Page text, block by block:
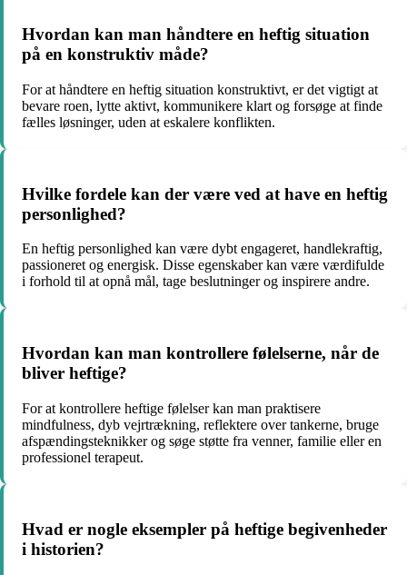
Hvordan kan man håndtere en heftig situation
på en konstruktiv måde?
For at håndtere en heftig situation konstruktivt, er det vigtigt at
bevare roen, lytte aktivt, kommunikere klart og forsøge at finde
fælles løsninger, uden at eskalere konflikten.
Hvilke fordele kan der være ved at have en heftig
personlighed?
En heftig personlighed kan være dybt engageret, handlekraftig,
passioneret og energisk. Disse egenskaber kan være værdifulde
i forhold til at opnå mål, tage beslutninger og inspirere andre.
Hvordan kan man kontrollere følelserne, når de
bliver heftige?
For at kontrollere heftige følelser kan man praktisere
mindfulness, dyb vejrtrækning, reflektere over tankerne, bruge
afspændingsteknikker og søge støtte fra venner, familie eller en
professionel terapeut.
Hvad er nogle eksempler på heftige begivenheder
i historien?